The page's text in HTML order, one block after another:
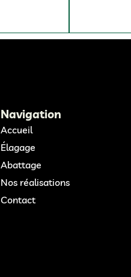
Navigation
Accueil
Élagage
Abattage
Nos réalisations
Contact